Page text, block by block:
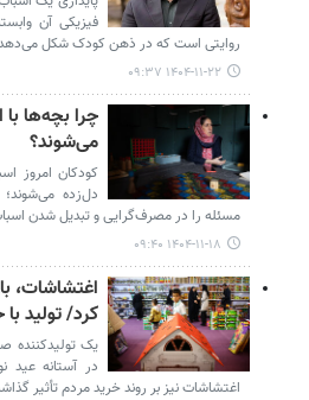
فیزیکی آن
روایتی است که در ذهن کودک شکل
۱۴۰۴-۱۱-۲۲ ۰۹:۳۷
چرا بچه‌ها
می‌شوند؟
کودکان امروز
دل‌زده
مسئله را در مصرف‌گرایی و تبدیل شدن
۱۴۰۴-۱۱-۱۸ ۰۹:۴۰
اغتشاشات،
کرد/ تولید
یک تولیدکننده
در آستانه عید
اغتشاشات نیز بر روند خرید مردم تأثیر